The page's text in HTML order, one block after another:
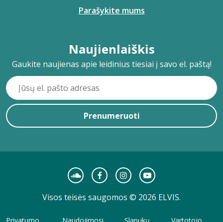
Parašykite mums
Naujienlaiškis
Gaukite naujienas apie leidinius tiesiai į savo el. paštą!
Prenumeruoti
Visos teisės saugomos © 2026 ELVIS.